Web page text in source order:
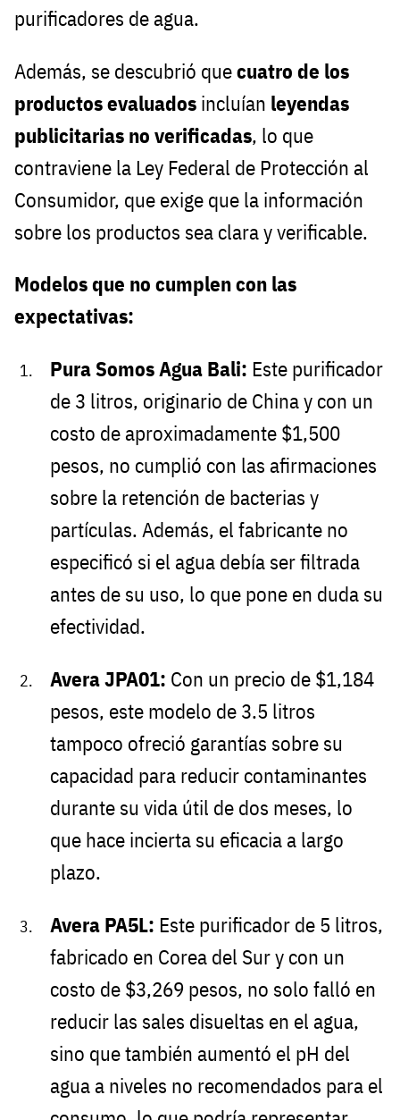
purificadores de agua.
Además, se descubrió quecuatro de los
productos evaluados incluían leyendas
publicitarias no verificadas, lo que
contraviene la Ley Federal de Protección al
Consumidor, que exige que la información
sobre los productos sea clara y verificable.
Modelos que no cumplen con las
expectativas:
Pura Somos Agua Bali: Este purificador
de 3 litros, originario de China y con un
costo de aproximadamente $1,500
pesos, no cumplió con las afirmaciones
sobre la retención de bacterias y
partículas. Además, el fabricante no
especificó si el agua debía ser filtrada
antes de su uso, lo que pone en duda su
efectividad.
Avera JPA01: Con un precio de $1,184
pesos, este modelo de 3.5 litros
tampoco ofreció garantías sobre su
capacidad para reducir contaminantes
durante su vida útil de dos meses, lo
que hace incierta su eficacia a largo
plazo.
Avera PA5L: Este purificador de 5 litros,
fabricado en Corea del Sur y con un
costo de $3,269 pesos, no solo falló en
reducir las sales disueltas en el agua,
sino que también aumentó el pH del
agua a niveles no recomendados para el